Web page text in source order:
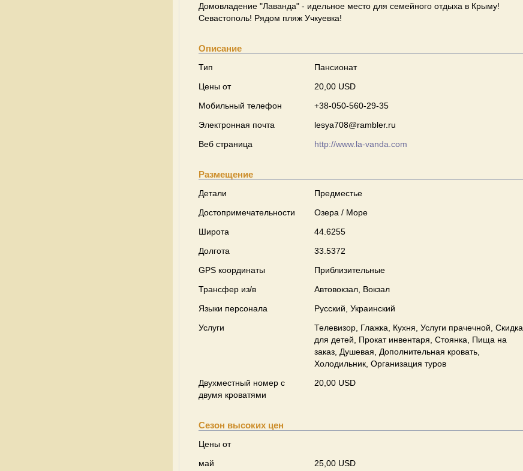
Домовладение "Лаванда" - идельное место для семейного отдыха в Крыму!
Севастополь! Рядом пляж Учкуевка!
Описание
Тип
Пансионат
Цены от
20,00 USD
Мобильный телефон
+38-050-560-29-35
Электронная почта
lesya708@rambler.ru
Веб страница
http://www.la-vanda.com
Размещение
Детали
Предместье
Достопримечательности
Озера / Море
Широта
44.6255
Долгота
33.5372
GPS координаты
Приблизительные
Трансфер из/в
Автовокзал, Вокзал
Языки персонала
Русский, Украинский
Услуги
Телевизор, Глажка, Кухня, Услуги прачечной, Скидка
для детей, Прокат инвентаря, Стоянка, Пища на
заказ, Душевая, Дополнительная кровать,
Холодильник, Организация туров
Двухместный номер с
двумя кроватями
20,00 USD
Сезон высоких цен
Цены от
май
25,00 USD